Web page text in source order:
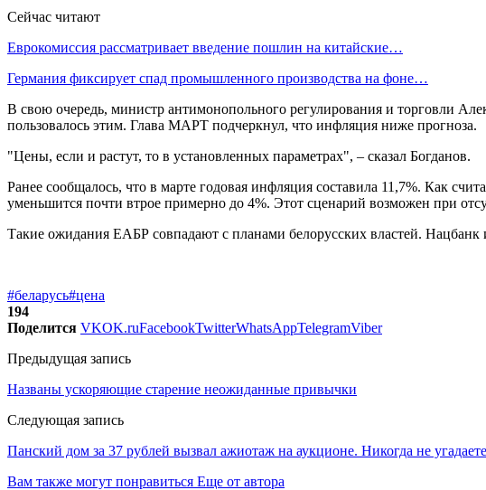
Сейчас читают
Еврокомиссия рассматривает введение пошлин на китайские…
Германия фиксирует спад промышленного производства на фоне…
В свою очередь, министр антимонопольного регулирования и торговли
пользовалось этим. Глава МАРТ подчеркнул, что инфляция ниже прогноза.
"Цены, если и растут, то в установленных параметрах", – сказал Богданов.
Ранее сообщалось, что в марте годовая инфляция составила 11,7%. Как
уменьшится почти втрое примерно до 4%. Этот сценарий возможен при
Такие ожидания ЕАБР совпадают с планами белорусских властей. Нацбанк
#беларусь#цена
194
Поделится VKOK.ruFacebookTwitterWhatsAppTelegramViber
Предыдущая запись
Названы ускоряющие старение неожиданные привычки
Следующая запись
Панский дом за 37 рублей вызвал ажиотаж на аукционе. Никогда не
Вам также могут понравиться Еще от автора